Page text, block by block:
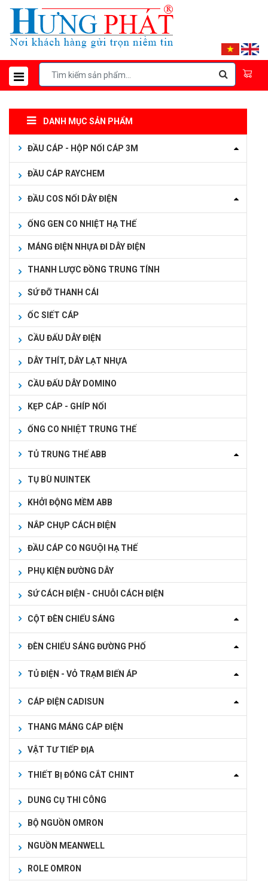
DANH MỤC SẢN PHẨM
ĐẦU CÁP - HỘP NỐI CÁP 3M
ĐẦU CÁP RAYCHEM
ĐẦU COS NỐI DÂY ĐIỆN
ỐNG GEN CO NHIỆT HẠ THẾ
MÁNG ĐIỆN NHỰA ĐI DÂY ĐIỆN
THANH LƯỢC ĐỒNG TRUNG TÍNH
SỨ ĐỠ THANH CÁI
ỐC SIẾT CÁP
CẦU ĐẤU DÂY ĐIỆN
DÂY THÍT, DÂY LẠT NHỰA
CẦU ĐẤU DÂY DOMINO
KẸP CÁP - GHÍP NỐI
ỐNG CO NHIỆT TRUNG THẾ
TỦ TRUNG THẾ ABB
TỤ BÙ NUINTEK
KHỞI ĐỘNG MỀM ABB
NẮP CHỤP CÁCH ĐIỆN
ĐẦU CÁP CO NGUỘI HẠ THẾ
PHỤ KIỆN ĐƯỜNG DÂY
SỨ CÁCH ĐIỆN - CHUỖI CÁCH ĐIỆN
CỘT ĐÈN CHIẾU SÁNG
ĐÈN CHIẾU SÁNG ĐƯỜNG PHỐ
TỦ ĐIỆN - VỎ TRẠM BIẾN ÁP
CÁP ĐIỆN CADISUN
THANG MÁNG CÁP ĐIỆN
VẬT TƯ TIẾP ĐỊA
THIẾT BỊ ĐÓNG CẮT CHINT
DUNG CỤ THI CÔNG
BỘ NGUỒN OMRON
NGUỒN MEANWELL
ROLE OMRON